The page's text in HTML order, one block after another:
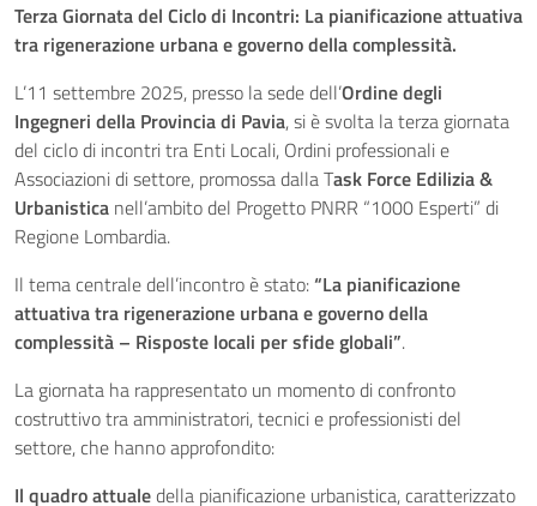
Terza Giornata del Ciclo di Incontri: La pianificazione attuativa
tra rigenerazione urbana e governo della complessità.
L’11 settembre 2025, presso la sede dell’Ordine degli
Ingegneri della Provincia di Pavia, si è svolta la terza giornata
del ciclo di incontri tra Enti Locali, Ordini professionali e
Associazioni di settore, promossa dalla Task Force Edilizia &
Urbanistica nell’ambito del Progetto PNRR “1000 Esperti” di
Regione Lombardia.
Il tema centrale dell’incontro è stato:“La pianificazione
attuativa tra rigenerazione urbana e governo della
complessità – Risposte locali per sfide globali”.
La giornata ha rappresentato un momento di confronto
costruttivo tra amministratori, tecnici e professionisti del
settore, che hanno approfondito:
Il quadro attualedella pianificazione urbanistica, caratterizzato